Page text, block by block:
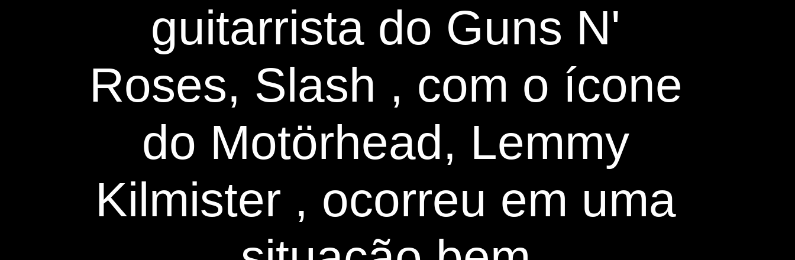
guitarrista do Guns N'
Roses, Slash , com o ícone
do Motörhead, Lemmy
Kilmister , ocorreu em uma